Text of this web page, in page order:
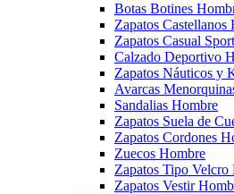
Botas Botines
Zapatos Castellanos
Zapatos Casual Sport
Calzado Deportivo
Zapatos Náuticos y
Avarcas
Sandalias Hombre
Zapatos Suela de
Zapatos Cordones
Zuecos Hombre
Zapatos Tipo Velcro
Zapatos Vestir